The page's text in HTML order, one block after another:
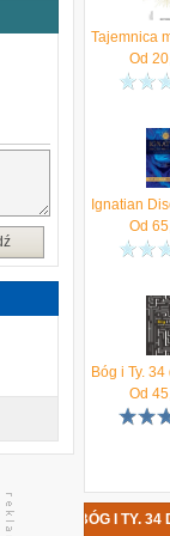
Od
Od
Od
I TY. 34 DROGI